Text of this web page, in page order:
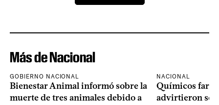
Más de Nacional
GOBIERNO NACIONAL
Bienestar Animal informó sobre la
muerte de tres animales debido a
NACIONAL
Químicos
advirtieron